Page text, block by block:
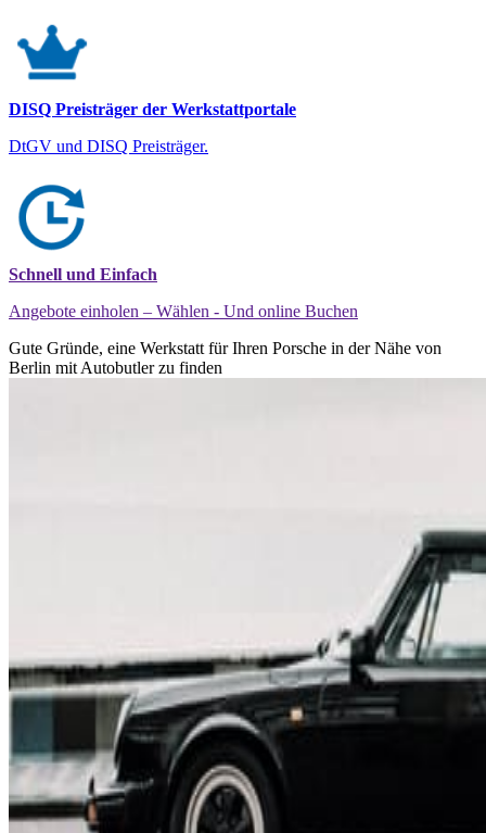
DISQ Preisträger der Werkstattportale
DtGV und DISQ Preisträger.
Schnell und Einfach
Angebote einholen – Wählen - Und online Buchen
Gute Gründe, eine Werkstatt für Ihren Porsche in der Nähe von
Berlin mit Autobutler zu finden